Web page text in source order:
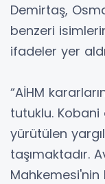
Demirtaş,
benzeri
ifadeler yer
“AİHM
tutuklu.
yürütülen
taşımaktadır.
Mahkemesi'nin